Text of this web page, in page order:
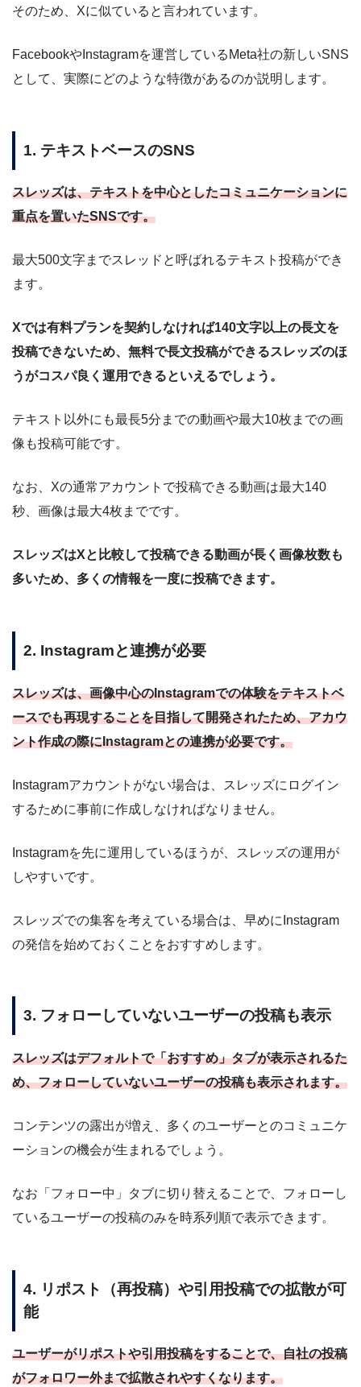
そのため、Xに似ていると言われています。
FacebookやInstagramを運営しているMeta社の新しいSNS
として、実際にどのような特徴があるのか説明します。
1. テキストベースのSNS
スレッズは、テキストを中心としたコミュニケーションに
重点を置いたSNSです。
最大500文字までスレッドと呼ばれるテキスト投稿ができ
ます。
Xでは有料プランを契約しなければ140文字以上の長文を
投稿できないため、無料で長文投稿ができるスレッズのほ
うがコスパ良く運用できるといえるでしょう。
テキスト以外にも最長5分までの動画や最大10枚までの画
像も投稿可能です。
なお、Xの通常アカウントで投稿できる動画は最大140
秒、画像は最大4枚までです。
スレッズはXと比較して投稿できる動画が長く画像枚数も
多いため、多くの情報を一度に投稿できます。
2. Instagramと連携が必要
スレッズは、画像中心のInstagramでの体験をテキストベ
ースでも再現することを目指して開発されたため、アカウ
ント作成の際にInstagramとの連携が必要です。
Instagramアカウントがない場合は、スレッズにログイン
するために事前に作成しなければなりません。
Instagramを先に運用しているほうが、スレッズの運用が
しやすいです。
スレッズでの集客を考えている場合は、早めにInstagram
の発信を始めておくことをおすすめします。
3. フォローしていないユーザーの投稿も表示
スレッズはデフォルトで「おすすめ」タブが表示されるた
め、フォローしていないユーザーの投稿も表示されます。
コンテンツの露出が増え、多くのユーザーとのコミュニケ
ーションの機会が生まれるでしょう。
なお「フォロー中」タブに切り替えることで、フォローし
ているユーザーの投稿のみを時系列順で表示できます。
4. リポスト（再投稿）や引用投稿での拡散が可
能
ユーザーがリポストや引用投稿をすることで、自社の投稿
がフォロワー外まで拡散されやすくなります。